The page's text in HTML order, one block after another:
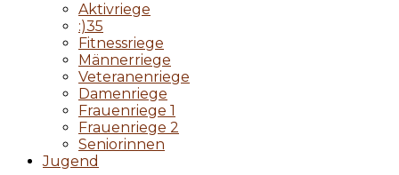
Aktivriege
:)35
Fitnessriege
Männerriege
Veteranenriege
Damenriege
Frauenriege 1
Frauenriege 2
Seniorinnen
Jugend